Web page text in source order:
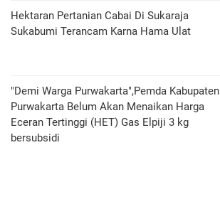
Hektaran Pertanian Cabai Di Sukaraja
Sukabumi Terancam Karna Hama Ulat
"Demi Warga Purwakarta",Pemda Kabupaten
Purwakarta Belum Akan Menaikan Harga
Eceran Tertinggi (HET) Gas Elpiji 3 kg
bersubsidi